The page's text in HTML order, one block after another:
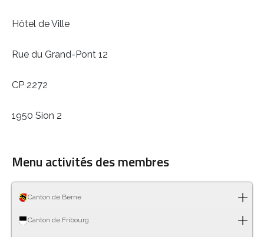
Menu activités des membres
Canton de Berne
Canton de Fribourg
Hôtel de Ville
Rue du Grand-Pont 12
CP 2272
1950 Sion 2